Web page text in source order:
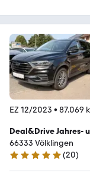
EZ 12/2023 • 87.069
66333 Völklingen
5 Sterne
(20)